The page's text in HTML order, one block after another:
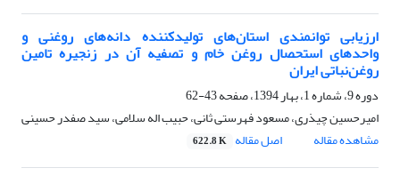
ارزیابی توانمندی استان‌‏های تولیدکننده دانه‌‏های روغنی و
واحدهای استحصال روغن خام و تصفیه آن در زنجیره تامین
روغن‌نباتی ایران
دوره 9، شماره 1، بهار 1394، صفحه
43-62
امیرحسین چیذری، مسعود فهرستی ثانی، حبیب اله سلامی، سید صفدر حسینی
مشاهده مقاله
اصل مقاله 622.8 K